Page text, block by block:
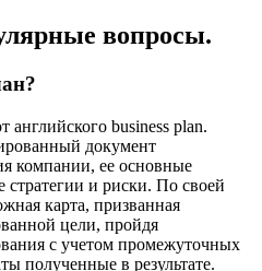
вопросы.
английского business plan.
документ
компании, ее основные
стратегии и риски. По своей
карта, призванная
цели, пройдя
с учетом промежуточных
полученные в результате.